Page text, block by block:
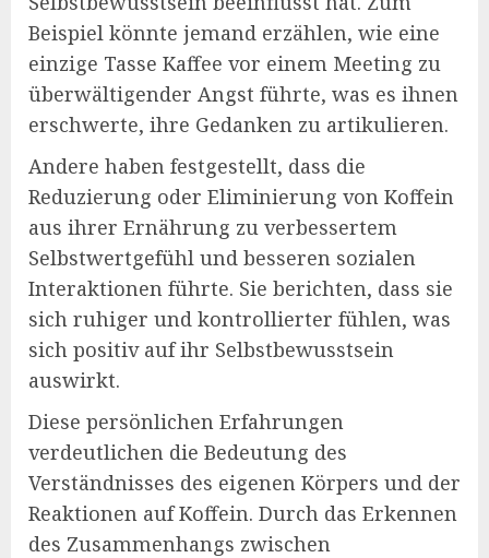
Beispiel könnte jemand erzählen, wie eine
einzige Tasse Kaffee vor einem Meeting zu
überwältigender Angst führte, was es ihnen
erschwerte, ihre Gedanken zu artikulieren.
Andere haben festgestellt, dass die
Reduzierung oder Eliminierung von Koffein
aus ihrer Ernährung zu verbessertem
Selbstwertgefühl und besseren sozialen
Interaktionen führte. Sie berichten, dass sie
sich ruhiger und kontrollierter fühlen, was
sich positiv auf ihr Selbstbewusstsein
auswirkt.
Diese persönlichen Erfahrungen
verdeutlichen die Bedeutung des
Verständnisses des eigenen Körpers und der
Reaktionen auf Koffein. Durch das Erkennen
des Zusammenhangs zwischen